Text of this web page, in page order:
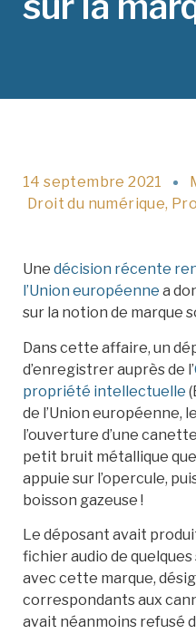
14 septembre 2021
Droit du numérique,
Une décision récente
l’Union européenne a
sur la notion de marque
Dans cette affaire, un
d’enregistrer auprès de l’
propriété intellectuelle
de l’Union européenne,
l’ouverture d’une
petit bruit métallique que
appuie sur l’opercule,
boisson gazeuse !
Le déposant avait
fichier audio de
avec cette marque,
correspondants aux
avait néanmoins refusé